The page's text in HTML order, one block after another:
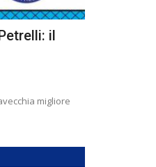
il
migliore